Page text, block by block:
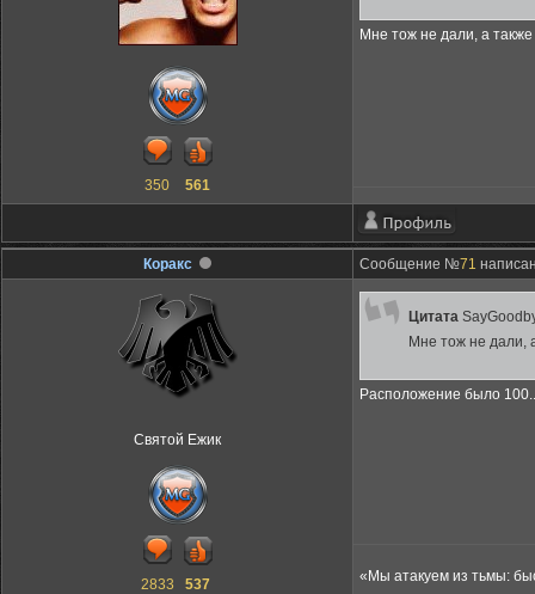
350 561
Мне тож не дали, а
Коракс Сообщение №71
Святой Ежик
2833 537
Цитата
Мне тож не дали,
Расположение было
«Мы атакуем из тьмы: